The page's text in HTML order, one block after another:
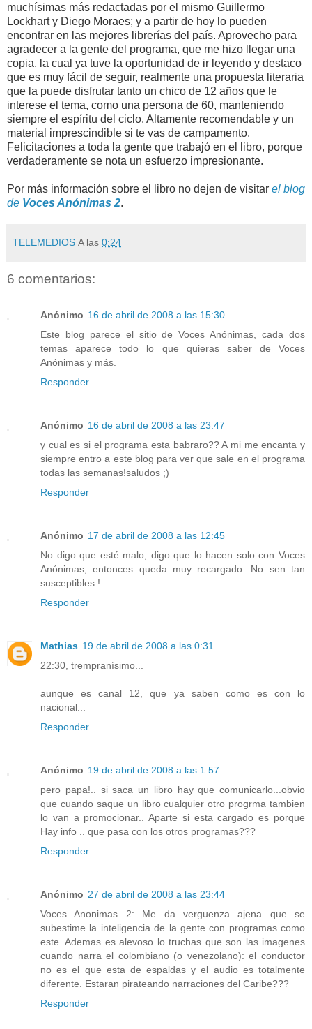
muchísimas más redactadas por el mismo Guillermo
Lockhart y Diego Moraes; y a partir de hoy lo pueden
encontrar en las mejores librerías del país. Aprovecho para
agradecer a la gente del programa, que me hizo llegar una
copia, la cual ya tuve la oportunidad de ir leyendo y destaco
que es muy fácil de seguir, realmente una propuesta literaria
que la puede disfrutar tanto un chico de 12 años que le
interese el tema, como una persona de 60, manteniendo
siempre el espíritu del ciclo. Altamente recomendable y un
material imprescindible si te vas de campamento.
Felicitaciones a toda la gente que trabajó en el libro, porque
verdaderamente se nota un esfuerzo impresionante.
Por más información sobre el libro no dejen de visitar el blog
de Voces Anónimas 2.
TELEMEDIOS A las 0:24
6 comentarios:
Anónimo 16 de abril de 2008 a las 15:30
Este blog parece el sitio de Voces Anónimas, cada dos
temas aparece todo lo que quieras saber de Voces
Anónimas y más.
Responder
Anónimo 16 de abril de 2008 a las 23:47
y cual es si el programa esta babraro?? A mi me encanta y
siempre entro a este blog para ver que sale en el programa
todas las semanas!saludos ;)
Responder
Anónimo 17 de abril de 2008 a las 12:45
No digo que esté malo, digo que lo hacen solo con Voces
Anónimas, entonces queda muy recargado. No sen tan
susceptibles !
Responder
Mathias 19 de abril de 2008 a las 0:31
22:30, trempranísimo...
aunque es canal 12, que ya saben como es con lo
nacional...
Responder
Anónimo 19 de abril de 2008 a las 1:57
pero papa!.. si saca un libro hay que comunicarlo...obvio
que cuando saque un libro cualquier otro progrma tambien
lo van a promocionar.. Aparte si esta cargado es porque
Hay info .. que pasa con los otros programas???
Responder
Anónimo 27 de abril de 2008 a las 23:44
Voces Anonimas 2: Me da verguenza ajena que se
subestime la inteligencia de la gente con programas como
este. Ademas es alevoso lo truchas que son las imagenes
cuando narra el colombiano (o venezolano): el conductor
no es el que esta de espaldas y el audio es totalmente
diferente. Estaran pirateando narraciones del Caribe???
Responder